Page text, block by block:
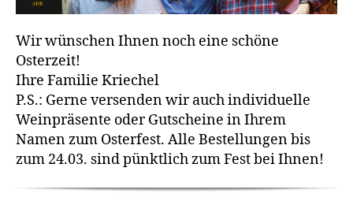
Wir wünschen Ihnen noch eine schöne
Osterzeit!
Ihre Familie Kriechel
P.S.: Gerne versenden wir auch individuelle
Weinpräsente oder Gutscheine in Ihrem
Namen zum Osterfest. Alle Bestellungen bis
zum 24.03. sind pünktlich zum Fest bei Ihnen!